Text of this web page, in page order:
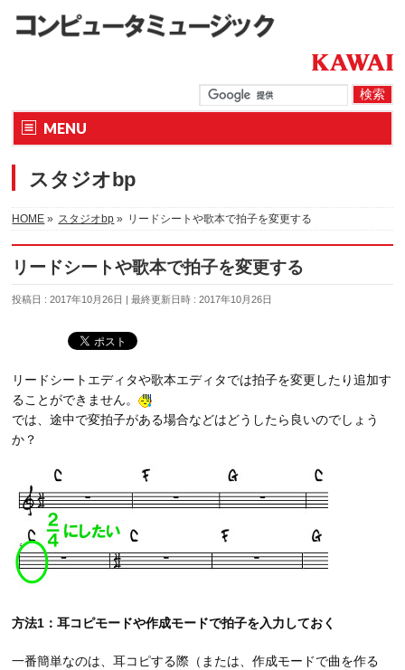
MENU
スタジオbp
HOME » スタジオbp » リードシートや歌本で拍子を変更する
リードシートや歌本で拍子を変更する
投稿日 : 2017年10月26日 最終更新日時 : 2017年10月26日
リードシートエディタや歌本エディタでは拍子を変更したり追加す
ることができません。
では、途中で変拍子がある場合などはどうしたら良いのでしょう
か？
方法1：耳コピモードや作成モードで拍子を入力しておく
一番簡単なのは、耳コピする際（または、作成モードで曲を作る